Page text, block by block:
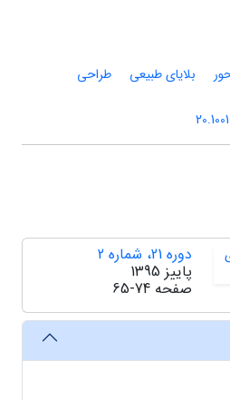
بلایای طبیعی
طراحی
دوره 21، شماره 2
پاییز 1395
صفحه 65-74